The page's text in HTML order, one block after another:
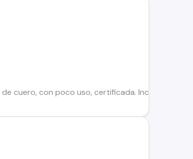
cuero, con poco uso, certificada. Incluye el